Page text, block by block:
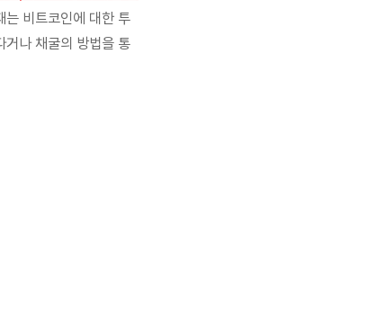
는 비트코인에 대한 투
거나 채굴의 방법을 통